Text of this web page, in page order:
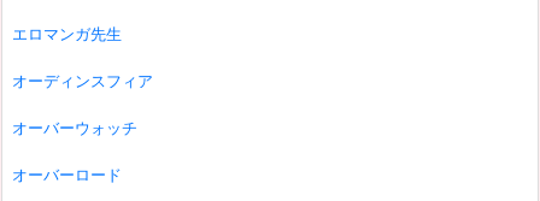
エロマンガ先生
オーディンスフィア
オーバーウォッチ
オーバーロード